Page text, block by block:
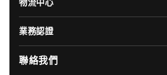
物流中心
業務認證
聯絡我們